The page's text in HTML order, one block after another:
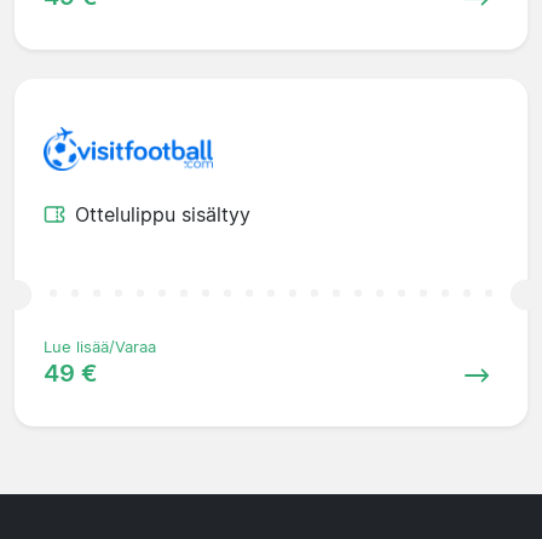
Ottelulippu sisältyy
Lue lisää/Varaa
49 €